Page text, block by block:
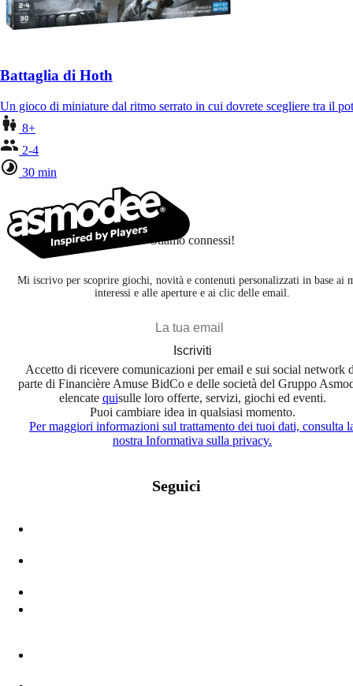
Battaglia di Hoth
Un gioco di miniature dal ritmo serrato in cui dovrete scegliere tra il
8+
2-4
30 min
Stiamo connessi!
Mi iscrivo per scoprire giochi, novità e contenuti personalizzati in base ai
interessi e alle aperture e ai clic delle email.
Iscriviti
Accetto di ricevere comunicazioni per email e sui social network
parte di Financière Amuse BidCo e delle società del Gruppo
elencate quisulle loro offerte, servizi, giochi ed eventi.
Puoi cambiare idea in qualsiasi momento.
Per maggiori informazioni sul trattamento dei tuoi dati, consulta
nostra Informativa sulla privacy.
Seguici